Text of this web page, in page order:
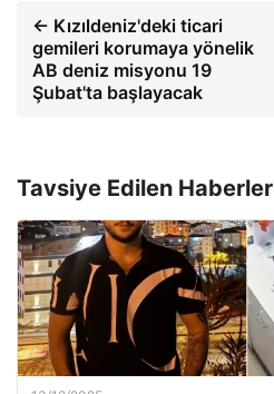
← Kızıldeniz'deki ticari
gemileri korumaya yönelik
AB deniz misyonu 19
Şubat'ta başlayacak
Tavsiye Edilen Haberler